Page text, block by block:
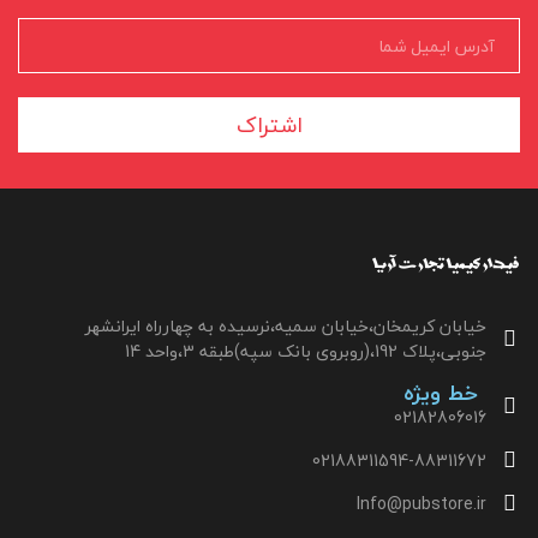
اشتراک
خیابان کریمخان،خیابان سمیه،نرسیده به چهارراه ایرانشهر
جنوبی،پلاک 192،(روبروی بانک سپه)طبقه 3،واحد 14
خط ویژه
02182806016
02188311594-88311672
Info@pubstore.ir